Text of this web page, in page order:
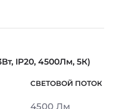
IP20, 4500Лм, 5К)
4500 Лм